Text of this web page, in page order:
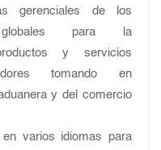
gerenciales de los
para la
y servicios
tomando en
y del comercio
varios idiomas para